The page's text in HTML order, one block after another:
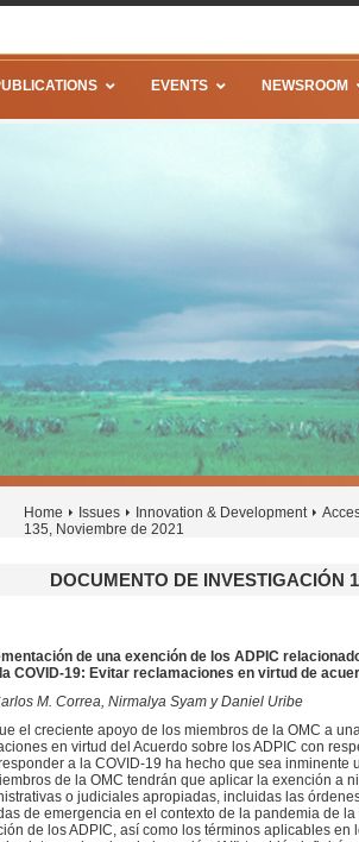
EVENTS NEWSROOM
Home Issues Innovation & Development
135, Noviembre de 2021
DOCUMENTO DE INVESTIGACIÓN
de una exención de los ADPIC
COVID-19: Evitar reclamaciones en virtud de
M. Correa, Nirmalya Syam y Daniel Uribe
el creciente apoyo de los miembros de la OMC a
en virtud del Acuerdo sobre los ADPIC con
a la COVID-19 ha hecho que sea inminente
de la OMC tendrán que aplicar la exención a
o judiciales apropiadas, incluidas las
de emergencia en el contexto de la pandemia de
de los ADPIC, así como los términos aplicables